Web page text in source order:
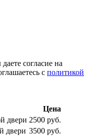
согласие на
с политикой
Цена
двери 2500 руб.
двери 3500 руб.